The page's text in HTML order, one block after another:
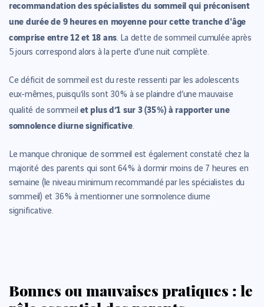
recommandation des spécialistes du sommeil qui préconisent
une durée de 9 heures en moyenne pour cette tranche d'âge
comprise entre 12 et 18 ans. La dette de sommeil cumulée après
5 jours correspond alors à la perte d'une nuit complète.
Ce déficit de sommeil est du reste ressenti par les adolescents
eux-mêmes, puisqu’ils sont 30 % à se plaindre d’une mauvaise
qualité de sommeilet plus d’1 sur 3 (35 %) à rapporter une
somnolence diurne significative.
Le manque chronique de sommeil est également constaté chez la
majorité des parents qui sont 64 % à dormir moins de 7 heures en
semaine (le niveau minimum recommandé par les spécialistes du
sommeil) et 36 % à mentionner une somnolence diurne
significative.
Bonnes ou mauvaises pratiques : le